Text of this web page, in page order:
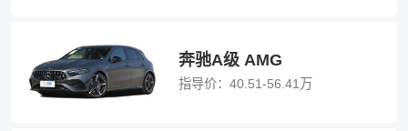
奔驰A级 AMG
指导价： 40.51-56.41万